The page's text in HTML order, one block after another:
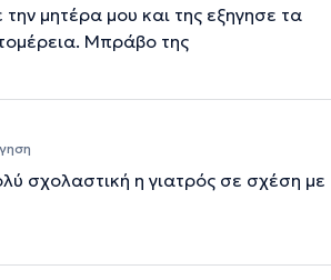
μητέρα μου και της εξηγησε τα
Μπράβο της
σχολαστική η γιατρός σε σχέση με